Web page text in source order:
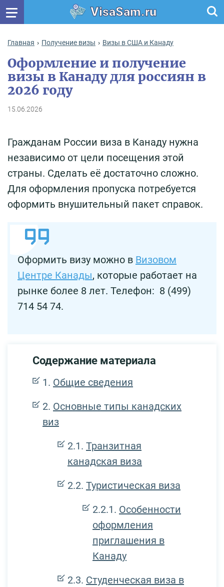
VisaSam.ru
Главная Получение визы Визы в США и Канаду
Оформление и получение
визы в Канаду для россиян в
2026 году
15.06.2026
Гражданам России виза в Канаду нужна
независимо от цели посещения этой
страны. Сделать её достаточно сложно.
Для оформления пропуска потребуется
оформить внушительный пакет справок.
Оформить визу можно в Визовом
Центре Канады, которые работает на
рынке более 8 лет. Телефон: 8 (499)
714 54 74.
Содержание материала
Общие сведения
Основные типы канадских
виз
Транзитная
канадская виза
Туристическая виза
Особенности
оформления
приглашения в
Канаду
Студенческая виза в